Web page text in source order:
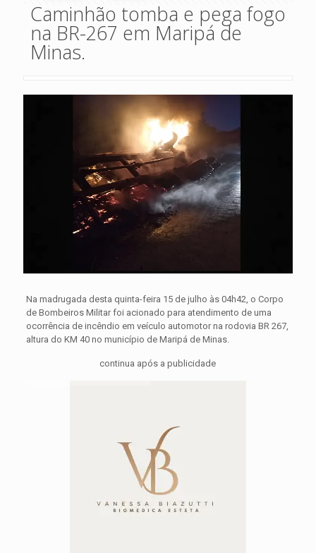
Caminhão tomba e pega fogo
na BR-267 em Maripá de
Minas.
Na madrugada desta quinta-feira 15 de julho às 04h42, o Corpo
de Bombeiros Militar foi acionado para atendimento de uma
ocorrência de incêndio em veículo automotor na rodovia BR 267,
altura do KM 40 no município de Maripá de Minas.
continua após a publicidade